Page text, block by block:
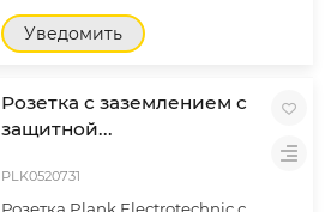
Уведомить
Розетка с заземлением с
защитной...
PLK0520731